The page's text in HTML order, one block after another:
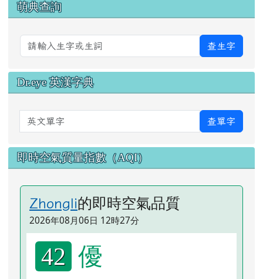
萌典查詢
查生字
Dr.eye 英漢字典
英文單字 查單字
即時空氣質量指數（AQI）
Zhongli的即時空氣品質
2026年08月06日 12時27分
42 優